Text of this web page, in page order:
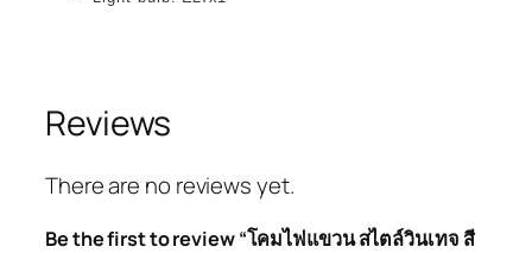
Reviews
There are no reviews yet.
Be the first to review “โคมไฟแขวน สไตล์วินเทจ สี